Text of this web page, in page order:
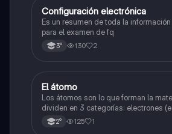
Física
Configuración electrónica
Es un resumen de toda la
para el examen de fq
3° 130 2
Física
El átomo
Los átomos son lo que forman la
dividen en 3 categorías: electrones
y neutrones (n⁰).
2° 125 1